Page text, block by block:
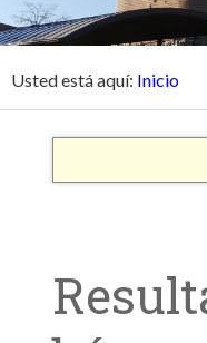
Usted está aquí: Inicio